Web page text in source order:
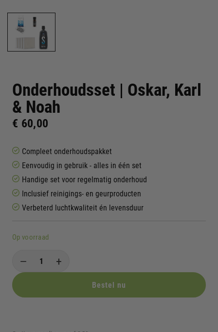
Onderhoudsset | Oskar, Karl
& Noah
€ 60,00
Compleet onderhoudspakket
Eenvoudig in gebruik - alles in één set
Handige set voor regelmatig onderhoud
Inclusief reinigings- en geurproducten
Verbeterd luchtkwaliteit én levensduur
Op voorraad
− +
Bestel nu